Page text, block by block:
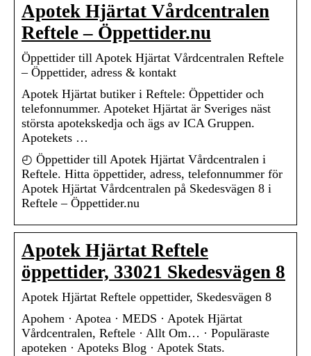
Apotek Hjärtat Vårdcentralen
Reftele – Öppettider.nu
Öppettider till Apotek Hjärtat Vårdcentralen Reftele
– Öppettider, adress & kontakt
Apotek Hjärtat butiker i Reftele: Öppettider och
telefonnummer. Apoteket Hjärtat är Sveriges näst
största apotekskedja och ägs av ICA Gruppen.
Apotekets …
◴ Öppettider till Apotek Hjärtat Vårdcentralen i
Reftele. Hitta öppettider, adress, telefonnummer för
Apotek Hjärtat Vårdcentralen på Skedesvägen 8 i
Reftele – Öppettider.nu
Apotek Hjärtat Reftele
öppettider, 33021 Skedesvägen 8
Apotek Hjärtat Reftele oppettider, Skedesvägen 8
Apohem · Apotea · MEDS · Apotek Hjärtat
Vårdcentralen, Reftele · Allt Om… · Populäraste
apoteken · Apoteks Blog · Apotek Stats.